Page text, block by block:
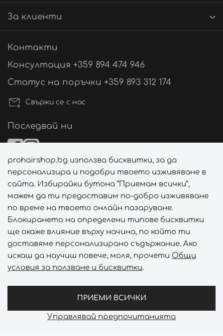
За клиенти
Контакти
Консултация +359 894 474 946
Статус на поръчки +359 893 312 174
Свържи се с нас
Последвай ни
Начини на плащане
Начини на доставка
Отключи ексклузивни отстъпки и лимитирани
Prohair Shop © 2026 - Всички права запазени
prohairshop.bg използва бисквитки, за да
персонализира и подобри твоето изживяване в
сайта. Избирайки бутона “Приемам всички”,
можем да ти предоставим по-добро изживяване
по време на твоето онлайн пазаруване.
Блокирането на определени типове бисквитки
ще окаже влияние върху начина, по който ти
доставяме персонализирано съдържание. Ако
искаш да научиш повече, моля, прочети Общи
условия за ползване и бисквитки.
ПРИЕМИ ВСИЧКИ
Управлявай предпочитанията